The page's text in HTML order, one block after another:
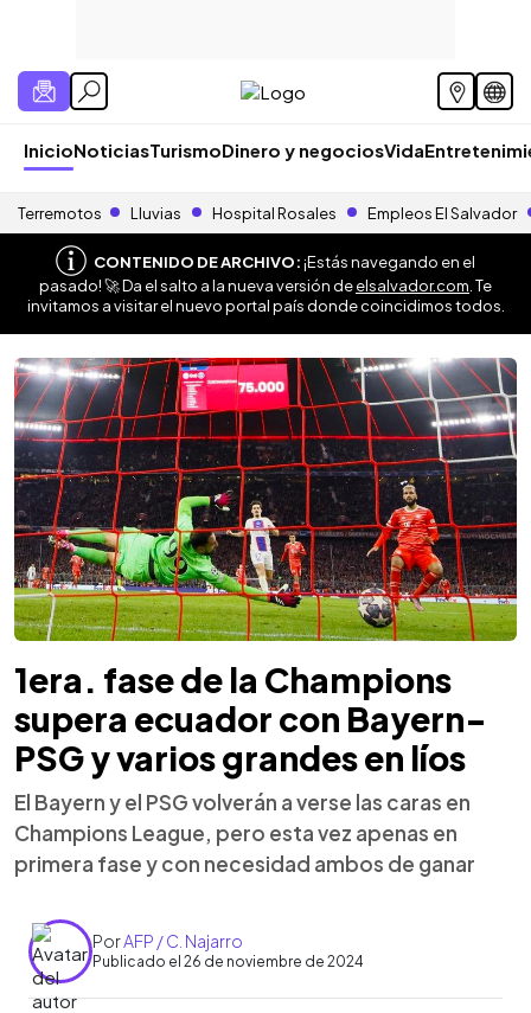
InicioNoticiasTurismoDinero y negociosVida
Terremotos Lluvias Hospital Rosales Empleos El Salvador
CONTENIDO DE ARCHIVO:¡Estás navegando en el
pasado! 🚀 Da el salto a la nueva versión deelsalvador.com . Te
invitamos a visitar el nuevo portal país donde coincidimos todos.
1era. fase de la Champions
supera ecuador con Bayern-
PSG y varios grandes en líos
El Bayern y el PSG volverán a verse las caras en
Champions League, pero esta vez apenas en
primera fase y con necesidad ambos de ganar
PorAFP / C. Najarro
Publicado el 26 de noviembre de 2024